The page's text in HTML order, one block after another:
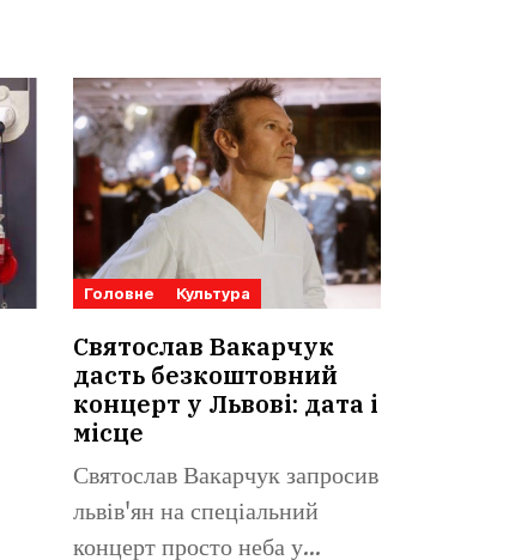
Головне Культура
Святослав Вакарчук
дасть безкоштовний
концерт у Львові: дата і
місце
Святослав Вакарчук запросив
львів'ян на спеціальний
концерт просто неба у